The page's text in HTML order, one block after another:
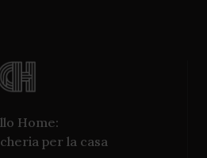
Home:
per la casa